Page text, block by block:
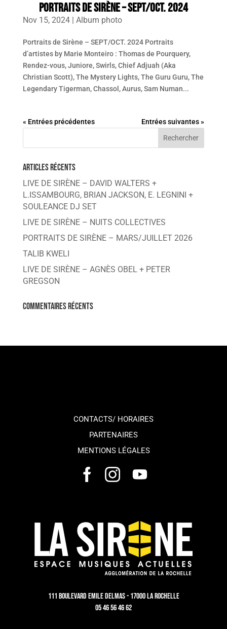
PORTRAITS DE SIRÈNE – SEPT/OCT. 2024
Nov 15, 2024| Album photo
Portraits de Sirène – SEPT/OCT. 2024 Portraits
d’artistes by Marie Monteiro : Thomas de Pourquery,
Rendez-vous, Juniore, Swirls, Chief Adjuah (Aka
Christian Scott), The Mystery Lights, The Guru Guru, The
Legendary Tigerman, Chassol, Aurus, Sam Numan...
« Entrées précédentes Entrées suivantes »
Articles récents
LIVE DE SIRÈNE – DAVID WALTERS +
L.ISSAMBOURG, BRIAN JACKSON, E. LEGNINI +
SOULEANCE DJ SET
LIVE DE SIRÈNE – NUITS COLLECTIVES
PORTRAITS DE SIRÈNE – MARS/JUILLET 2026
TALIB KWELI
LIVE DE SIRÈNE – AGNÈS OBEL + PETER
GREGSON
Commentaires récents
CONTACTS/ HORAIRES
PARTENAIRES
MENTIONS LÉGALES
111 Boulevard Emile Delmas - 17000 La Rochelle
05 46 56 46 62